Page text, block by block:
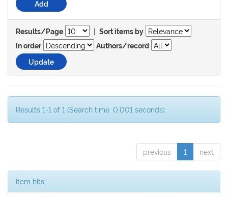
Results/Page | Sort items by
In order
Authors/record
Results 1-1 of 1 (Search time: 0.001 seconds).
previous 1 next
Item hits: